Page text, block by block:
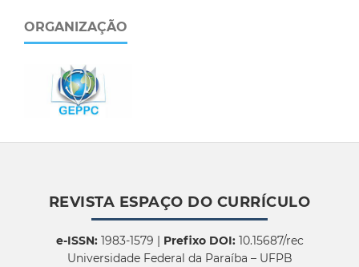
ORGANIZAÇÃO
REVISTA ESPAÇO DO CURRÍCULO
e-ISSN:1983-1579 | Prefixo DOI:10.15687/rec
Universidade Federal da Paraíba – UFPB